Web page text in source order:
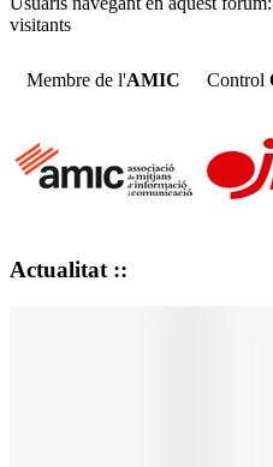
visitants
Membre de l'AMIC Control
Actualitat ::